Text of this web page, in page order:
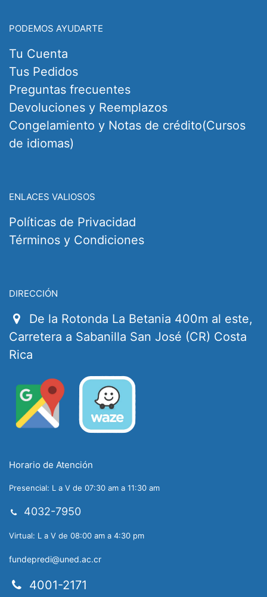
PODEMOS AYUDARTE
Tu Cuenta
Tus Pedidos
Preguntas frecuentes
Devoluciones y Reemplazos
Congelamiento y Notas de crédito(Cursos
de idiomas)
ENLACES VALIOSOS
Políticas de Privacidad
Términos y Condiciones
DIRECCIÓN
De la Rotonda La Betania 400m al este,
Carretera a Sabanilla San José (CR) Costa
Rica
Horario de Atención
Presencial: L a V de 07:30 am a 11:30 am
4032-7950
Virtual: L a V de 08:00 am a 4:30 pm
fundepredi@uned.ac.cr
4001-2171